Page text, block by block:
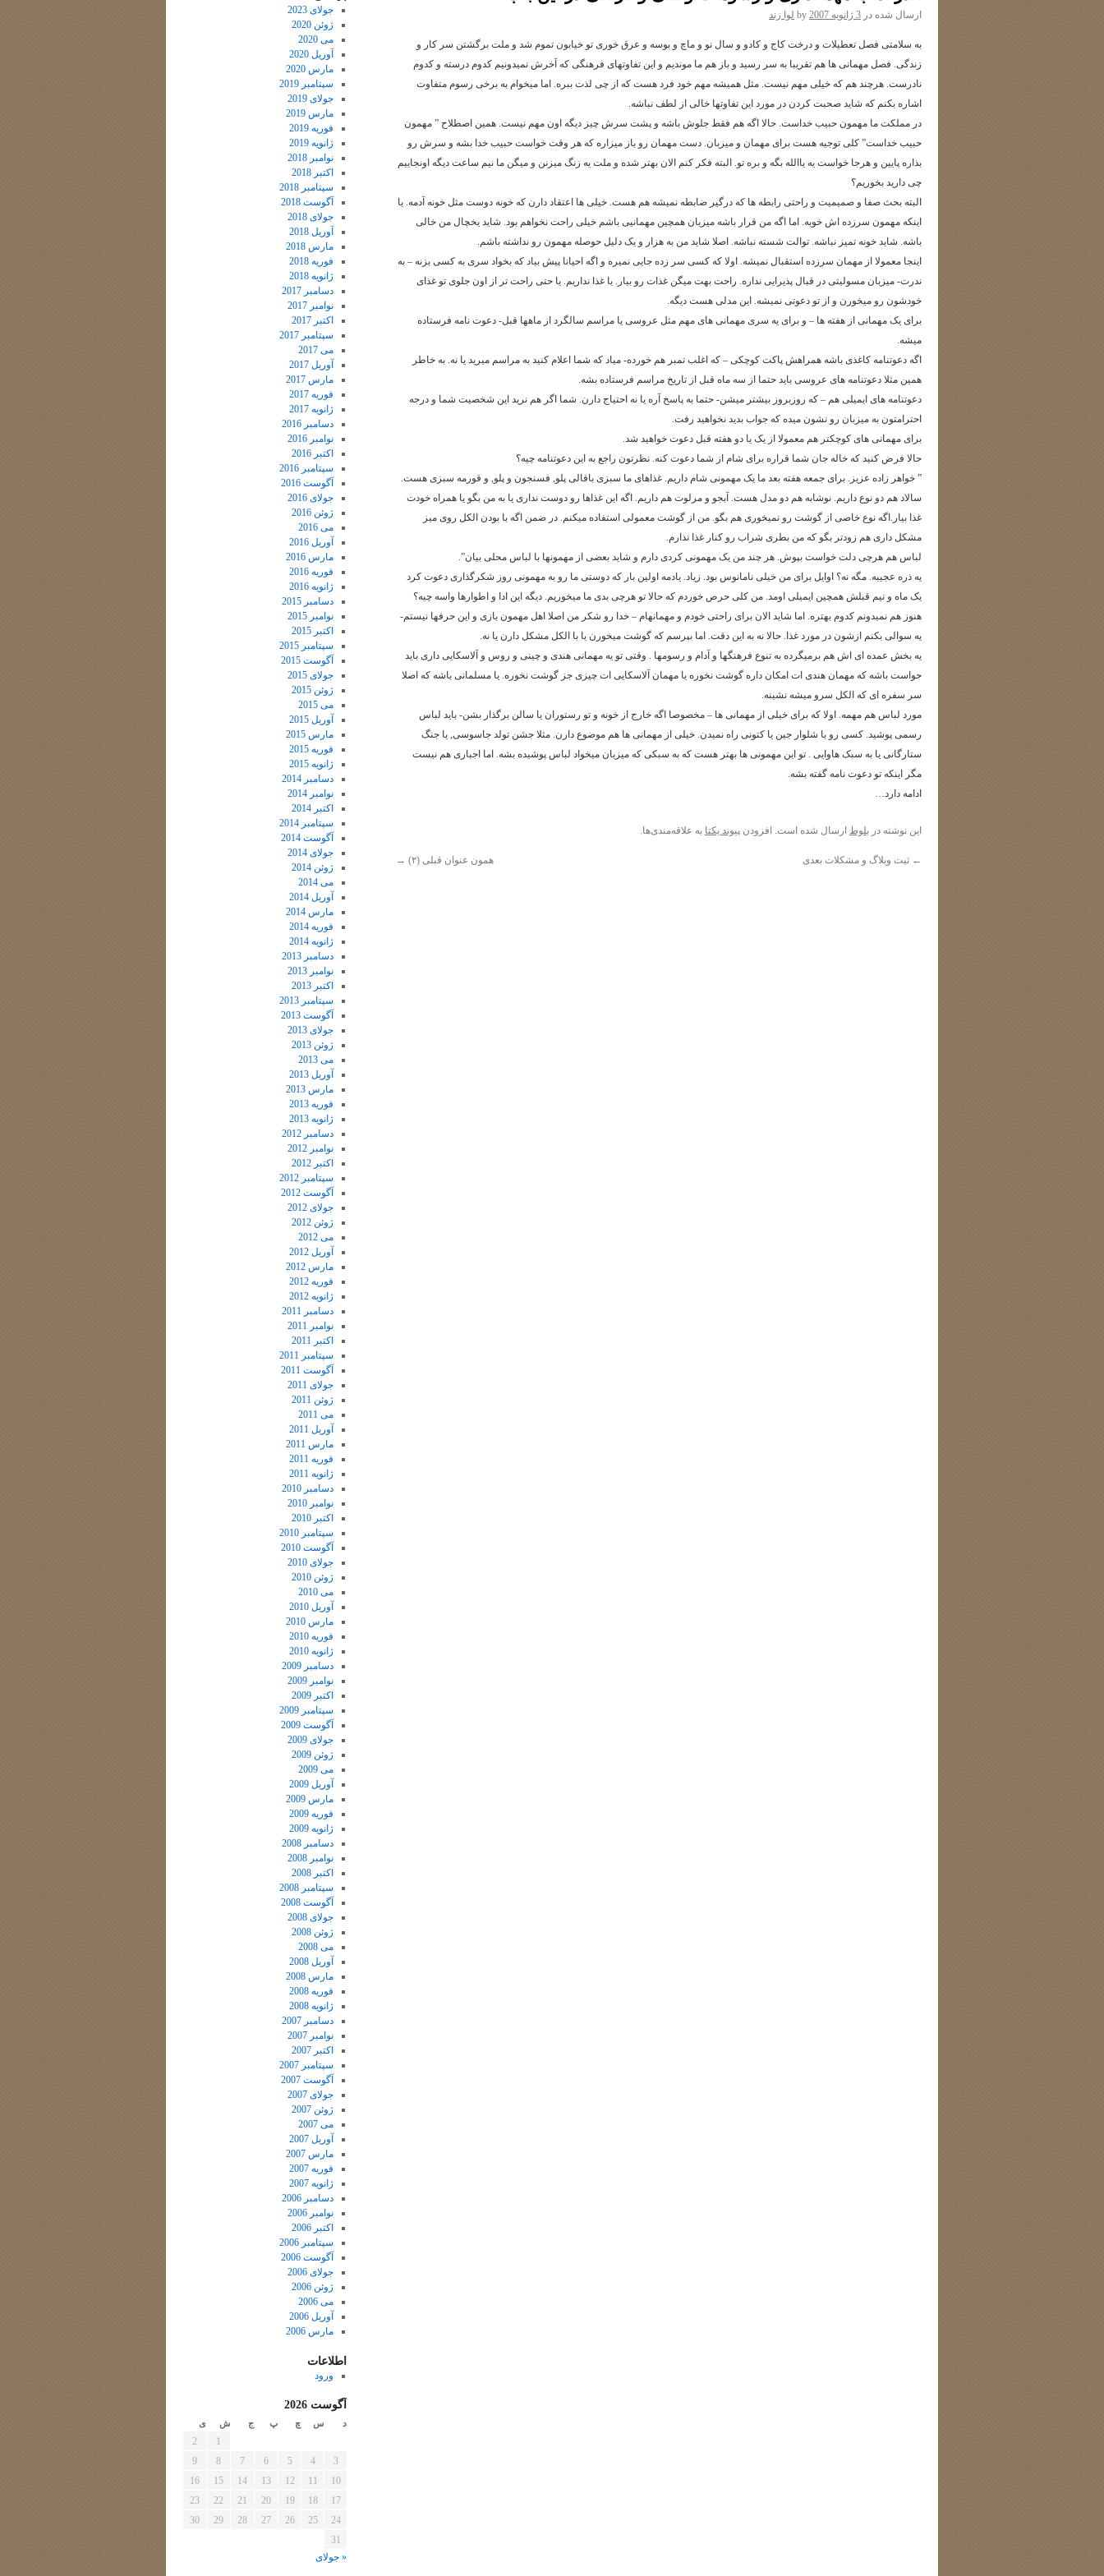
ارسال شده در 3 ژانویه 2007 by لوا زند
به سلامتی فصل تعطیلات و درخت کاج و کادو و سال نو و ماچ و بوسه و عرق خوری تو خیابون تموم شد و ملت برگشتن سر کار و
زندگی. فصل مهمانی ها هم تقریبا به سر رسید و باز هم ما موندیم و این تفاوتهای فرهنگی که آخرش نمیدونیم کدوم درسته و کدوم
نادرست. هرچند هم که خیلی مهم نیست. مثل همیشه مهم خود فرد هست که از چی لذت ببره. اما میخوام به برخی رسوم متفاوت
اشاره بکنم که شاید صحبت کردن در مورد این تفاوتها خالی از لطف نباشه.
در مملکت ما مهمون حبیب خداست. حالا اگه هم فقط جلوش باشه و پشت سرش چیز دیگه اون مهم نیست. همین اصطلاح ” مهمون
حبیب خداست” کلی توجیه هست برای مهمان و میزبان. دست مهمان رو باز میزاره که هر وقت خواست حبیب خدا بشه و سرش رو
بذاره پایین و هرجا خواست یه یاالله بگه و بره تو. البته فکر کنم الان بهتر شده و ملت یه زنگ میزنن و میگن ما نیم ساعت دیگه اونجاییم
چی دارید بخوریم؟
البته بحث صفا و صمیمیت و راحتی رابطه ها که درگیر ضابطه نمیشه هم هست. خیلی ها اعتقاد دارن که خونه دوست مثل خونه آدمه. یا
اینکه مهمون سرزده اش خوبه. اما اگه من قرار باشه میزبان همچین مهمانیی باشم خیلی راحت نخواهم بود. شاید یخچال من خالی
باشه. شاید خونه تمیز نباشه. توالت شسته نباشه. اصلا شاید من به هزار و یک دلیل حوصله مهمون رو نداشته باشم.
اینجا معمولا از مهمان سرزده استقبال نمیشه. اولا که کسی سر زده جایی نمیره و اگه احیانا پیش بیاد که بخواد سری به کسی بزنه – به
ندرت- میزبان مسولیتی در قبال پذیرایی نداره. راحت بهت میگن غذات رو بیار. یا غذا نداریم. یا حتی راحت تر از اون جلوی تو غذای
خودشون رو میخورن و از تو دعوتی نمیشه. این مدلی هست دیگه.
برای یک مهمانی از هفته ها – و برای یه سری مهمانی های مهم مثل عروسی یا مراسم سالگرد از ماهها قبل- دعوت نامه فرستاده
میشه.
اگه دعوتنامه کاغذی باشه همراهش پاکت کوچکی – که اغلب تمبر هم خورده- میاد که شما اعلام کنید به مراسم میرید یا نه. به خاطر
همین مثلا دعوتنامه های عروسی باید حتما از سه ماه قبل از تاریخ مراسم فرستاده بشه.
دعوتنامه های ایمیلی هم – که روزبروز بیشتر میشن- حتما به پاسخ آره یا نه احتیاج دارن. شما اگر هم نرید این شخصیت شما و درجه
احترامتون به میزبان رو نشون میده که جواب بدید نخواهید رفت.
برای مهمانی های کوچکتر هم معمولا از یک یا دو هفته قبل دعوت خواهید شد.
حالا فرض کنید که خاله جان شما قراره برای شام از شما دعوت کنه. نظرتون راجع به این دعوتنامه چیه؟
” خواهر زاده عزیز. برای جمعه هفته بعد ما یک مهمونی شام داریم. غذاهای ما سبزی باقالی پلو, فسنجون و پلو, و قورمه سبزی هست.
سالاد هم دو نوع داریم. نوشابه هم دو مدل هست. آبجو و مرلوت هم داریم. اگه این غذاها رو دوست نداری یا به من بگو یا همراه خودت
غذا بیار.اگه نوع خاصی از گوشت رو نمیخوری هم بگو. من از گوشت معمولی استفاده میکنم. در ضمن اگه با بودن الکل روی میز
مشکل داری هم زودتر بگو که من بطری شراب رو کنار غذا نذارم.
لباس هم هرچی دلت خواست بپوش. هر چند من یک مهمونی کردی دارم و شاید بعضی از مهمونها با لباس محلی بیان”.
یه ذره عجیبه. مگه نه؟ اوایل برای من خیلی نامانوس بود. زیاد. یادمه اولین بار که دوستی ما رو به مهمونی روز شکرگذاری دعوت کرد
یک ماه و نیم قبلش همچین ایمیلی اومد. من کلی حرص خوردم که حالا تو هرچی بدی ما میخوریم. دیگه این ادا و اطوارها واسه چیه؟
هنوز هم نمیدونم کدوم بهتره. اما شاید الان برای راحتی خودم و مهمانهام – خدا رو شکر من اصلا اهل مهمون بازی و این حرفها نیستم-
یه سوالی بکنم ازشون در مورد غذا. حالا نه به این دقت. اما بپرسم که گوشت میخورن یا با الکل مشکل دارن یا نه.
یه بخش عمده ای اش هم برمیگرده به تنوع فرهنگها و آدام و رسومها . وقتی تو یه مهمانی هندی و چینی و روس و آلاسکایی داری باید
حواست باشه که مهمان هندی ات امکان داره گوشت نخوره یا مهمان آلاسکایی ات چیزی جز گوشت نخوره. یا مسلمانی باشه که اصلا
سر سفره ای که الکل سرو میشه نشینه.
مورد لباس هم مهمه. اولا که برای خیلی از مهمانی ها – مخصوصا اگه خارج از خونه و تو رستوران یا سالن برگذار بشن- باید لباس
رسمی پوشید. کسی رو با شلوار جین یا کتونی راه نمیدن. خیلی از مهمانی ها هم موضوع دارن. مثلا جشن تولد جاسوسی, یا جنگ
ستارگانی یا به سبک هاوایی . تو این مهمونی ها بهتر هست که به سبکی که میزبان میخواد لباس پوشیده بشه. اما اجباری هم نیست
مگر اینکه تو دعوت نامه گفته بشه.
ادامه دارد…
این نوشته در بلوط ارسال شده است. افزودن پیوند یکتا به علاقه‌مندی‌ها.
← ثبت وبلاگ و مشکلات بعدی همون عنوان قبلی (۲) →
جولای 2023
ژوئن 2020
می 2020
آوریل 2020
مارس 2020
سپتامبر 2019
جولای 2019
مارس 2019
فوریه 2019
ژانویه 2019
نوامبر 2018
اکتبر 2018
سپتامبر 2018
آگوست 2018
جولای 2018
آوریل 2018
مارس 2018
فوریه 2018
ژانویه 2018
دسامبر 2017
نوامبر 2017
اکتبر 2017
سپتامبر 2017
می 2017
آوریل 2017
مارس 2017
فوریه 2017
ژانویه 2017
دسامبر 2016
نوامبر 2016
اکتبر 2016
سپتامبر 2016
آگوست 2016
جولای 2016
ژوئن 2016
می 2016
آوریل 2016
مارس 2016
فوریه 2016
ژانویه 2016
دسامبر 2015
نوامبر 2015
اکتبر 2015
سپتامبر 2015
آگوست 2015
جولای 2015
ژوئن 2015
می 2015
آوریل 2015
مارس 2015
فوریه 2015
ژانویه 2015
دسامبر 2014
نوامبر 2014
اکتبر 2014
سپتامبر 2014
آگوست 2014
جولای 2014
ژوئن 2014
می 2014
آوریل 2014
مارس 2014
فوریه 2014
ژانویه 2014
دسامبر 2013
نوامبر 2013
اکتبر 2013
سپتامبر 2013
آگوست 2013
جولای 2013
ژوئن 2013
می 2013
آوریل 2013
مارس 2013
فوریه 2013
ژانویه 2013
دسامبر 2012
نوامبر 2012
اکتبر 2012
سپتامبر 2012
آگوست 2012
جولای 2012
ژوئن 2012
می 2012
آوریل 2012
مارس 2012
فوریه 2012
ژانویه 2012
دسامبر 2011
نوامبر 2011
اکتبر 2011
سپتامبر 2011
آگوست 2011
جولای 2011
ژوئن 2011
می 2011
آوریل 2011
مارس 2011
فوریه 2011
ژانویه 2011
دسامبر 2010
نوامبر 2010
اکتبر 2010
سپتامبر 2010
آگوست 2010
جولای 2010
ژوئن 2010
می 2010
آوریل 2010
مارس 2010
فوریه 2010
ژانویه 2010
دسامبر 2009
نوامبر 2009
اکتبر 2009
سپتامبر 2009
آگوست 2009
جولای 2009
ژوئن 2009
می 2009
آوریل 2009
مارس 2009
فوریه 2009
ژانویه 2009
دسامبر 2008
نوامبر 2008
اکتبر 2008
سپتامبر 2008
آگوست 2008
جولای 2008
ژوئن 2008
می 2008
آوریل 2008
مارس 2008
فوریه 2008
ژانویه 2008
دسامبر 2007
نوامبر 2007
اکتبر 2007
سپتامبر 2007
آگوست 2007
جولای 2007
ژوئن 2007
می 2007
آوریل 2007
مارس 2007
فوریه 2007
ژانویه 2007
دسامبر 2006
نوامبر 2006
اکتبر 2006
سپتامبر 2006
آگوست 2006
جولای 2006
ژوئن 2006
می 2006
آوریل 2006
مارس 2006
اطلاعات
ورود
آگوست 2026
د س چ پ ج ش ی
1
2
3
4
5
6
7
8
9
10
11
12
13
14
15
16
17
18
19
20
21
22
23
24
25
26
27
28
29
30
31
« جولای